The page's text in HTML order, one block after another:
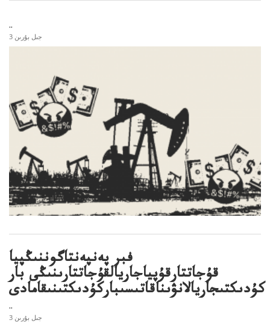
..
3 جىل بۇرىن
فبر پەنپەنتاگوننىڭپيا
قۇجاتتارقۇپياجاريالقۇجاتتارىنىڭى بار
كۇدىكتىجاريالانۋىناقاتىسىباركۇدىكتىنىقامادى
..
3 جىل بۇرىن